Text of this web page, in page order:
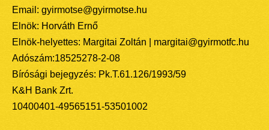
Email: gyirmotse@gyirmotse.hu
Elnök: Horváth Ernő
Elnök-helyettes: Margitai Zoltán | margitai@gyirmotfc.hu
Adószám:18525278-2-08
Bírósági bejegyzés: Pk.T.61.126/1993/59
K&H Bank Zrt.
10400401-49565151-53501002